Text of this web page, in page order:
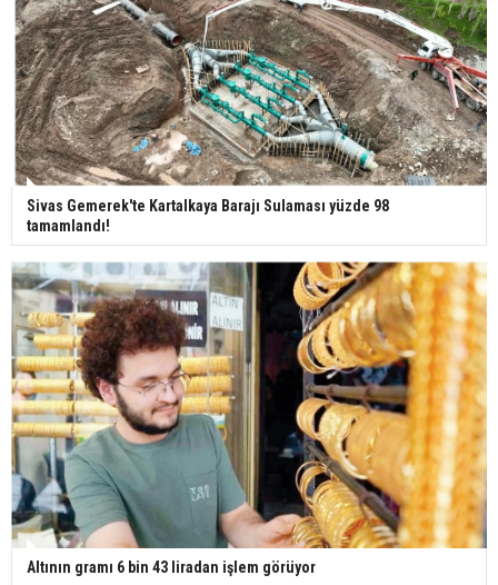
Bilim kurgu gerçekleşiyor... Dondurulmuş
insanları hayata döndürecek keşif
Ünlü türkücü Mahmut Tuncer estetik operasyon
geçirdi: Son hali gündem oldu
Yerli turist 229,7 milyar lira seyahat harcaması
yaptı
Gazze'deki Sağlık Bakanlığı duyurdu: Vahşetin
pençesinde 2 salgın vaka tespit edildi
Sivas Gemerek'te Kartalkaya Barajı Sulaması yüzde 98
tamamlandı!
Altının gramı 6 bin 43 liradan işlem görüyor